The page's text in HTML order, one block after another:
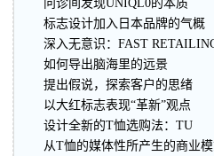
问诊间发现UNIQL0的本质
标志设计加入日本品牌的气概
深入无意识：FAST
如何导出脑海里的远景
提出假说，探索客户的思绪
以大红标志表现“革新”观点
设计全新的T恤选购法：TU
从T恤的媒体性所产生的商业